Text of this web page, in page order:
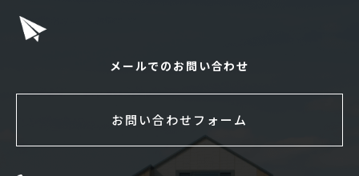
メールでのお問い合わせ
お問い合わせフォーム